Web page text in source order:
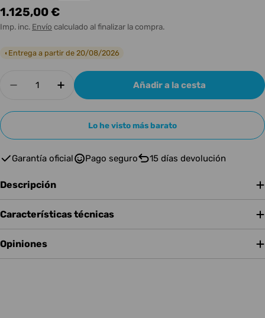
Precio
habitual
1.125,00 €
Imp. inc. Envío calculado al finalizar la compra.
◐ Entrega a partir de 20/08/2026
Disminuir cantidad para IBANEZ RGD71ALMS
Aumentar cantidad para IBANEZ
Añadir a la cesta
Lo he visto más barato
Garantía oficial Pago seguro 15 días devolución
Descripción
Características técnicas
Opiniones